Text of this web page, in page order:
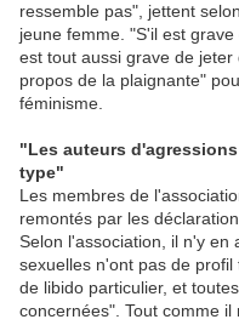
ressemble pas", jettent
jeune femme. "S'il est
est tout aussi grave de
propos de la plaignante"
féminisme.
"Les auteurs
type"
Les membres de
remontés par les
Selon l'association, il n'y en
sexuelles n'ont pas de
de libido particulier, et
concernées". Tout comme